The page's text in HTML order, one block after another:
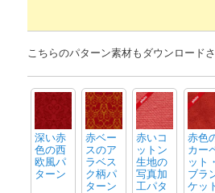
こちらのパターン素材もダウンロード
深い赤
色の西
欧風パ
ターン
赤ベー
スのア
ラベス
ク柄パ
ターン
赤いコ
ットン
生地の
写真加
工パタ
赤色
カー
ット・
ブラ
ケッ